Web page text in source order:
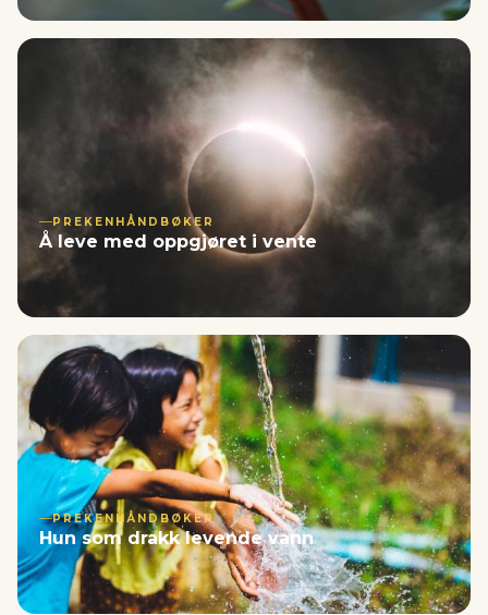
PREKENHÅNDBØKER
Å leve med oppgjøret i vente
PREKENHÅNDBØKER
Hun som drakk levende vann